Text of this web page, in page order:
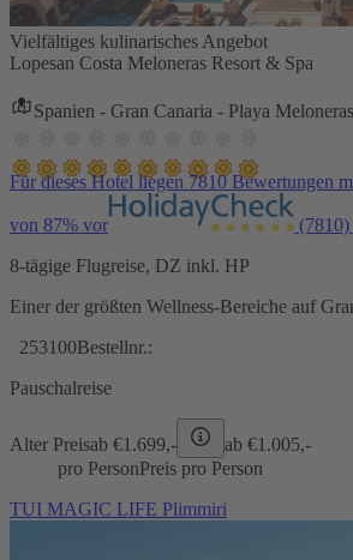
Vielfältiges kulinarisches Angebot
Lopesan Costa Meloneras Resort & Spa
Spanien - Gran Canaria - Playa Meloneras
Für dieses Hotel liegen 7810 Bewertungen
von 87% vor (7810)
8-tägige Flugreise, DZ inkl. HP
Einer der größten Wellness-Bereiche auf
253100Bestellnr.:
Pauschalreise
Alter Preisab €1.699,- ab €1.005,-
pro PersonPreis pro Person
TUI MAGIC LIFE Plimmiri